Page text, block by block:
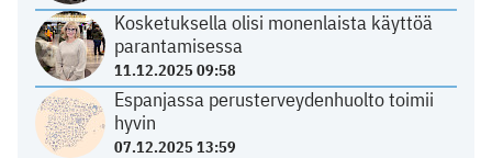
Kosketuksella olisi monenlaista käyttöä
parantamisessa
11.12.2025 09:58
Espanjassa perusterveydenhuolto toimii
hyvin
07.12.2025 13:59